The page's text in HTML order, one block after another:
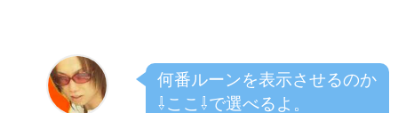
何番ルーンを表示させるのか
⇩ここ⇩で選べるよ。